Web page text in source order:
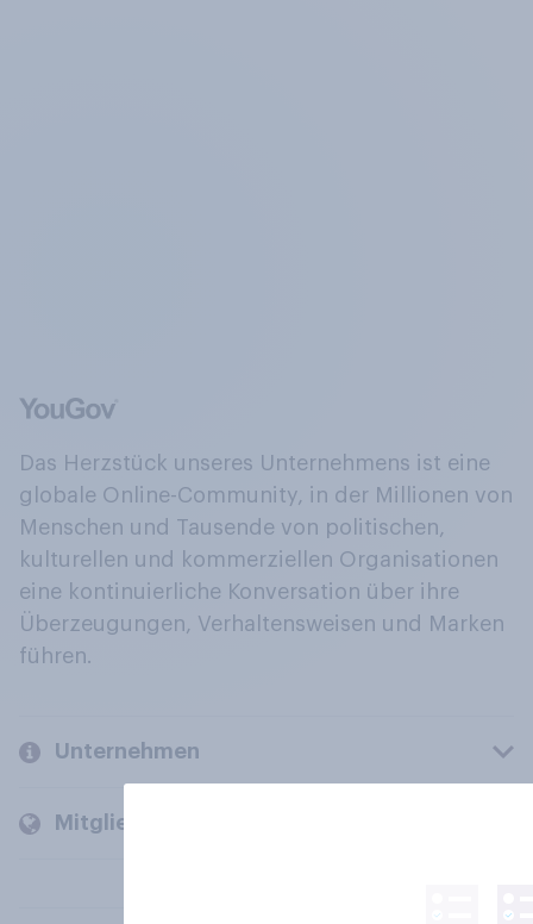
Das Herzstück unseres Unternehmens ist eine
globale Online-Community, in der Millionen von
Menschen und Tausende von politischen,
kulturellen und kommerziellen Organisationen
eine kontinuierliche Konversation über ihre
Überzeugungen, Verhaltensweisen und Marken
führen.
Unternehmen
Mitglieder und Kunden